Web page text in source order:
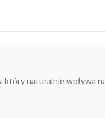
naturalnie wpływa